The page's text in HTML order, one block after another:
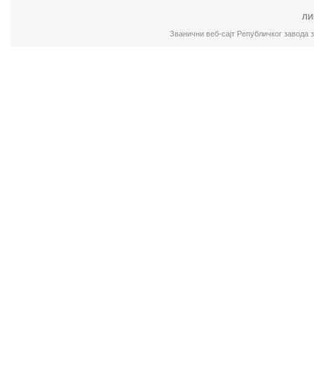
Званични веб-сајт Републичког